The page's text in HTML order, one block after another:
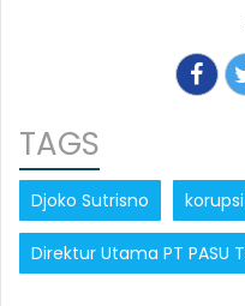
TAGS
Djoko Sutrisno
Direktur Utama PT PASU